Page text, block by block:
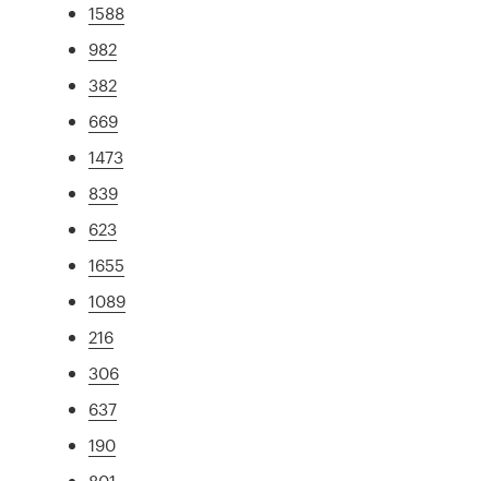
1588
982
382
669
1473
839
623
1655
1089
216
306
637
190